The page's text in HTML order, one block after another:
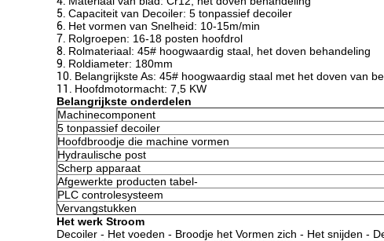
5. Capaciteit van Decoiler: 5 tonpassief decoiler
6. Het vormen van Snelheid: 10-15m/min
7. Rolgroepen: 16-18 posten hoofdrol
8. Rolmateriaal: 45# hoogwaardig staal, het doven behandeling
9. Roldiameter: 180mm
10. Belangrijkste As: 45# hoogwaardig staal met het doven van
11. Hoofdmotormacht: 7,5 KW
Belangrijkste onderdelen
Machinecomponent
5 tonpassief decoiler
Hoofdbroodje die machine vormen
Hydraulische post
Scherp apparaat
Afgewerkte producten tabel-
PLC controlesysteem
Vervangstukken
Het werk Stroom
Decoiler - Het voeden - Broodje het Vormen zich - Het snijden -